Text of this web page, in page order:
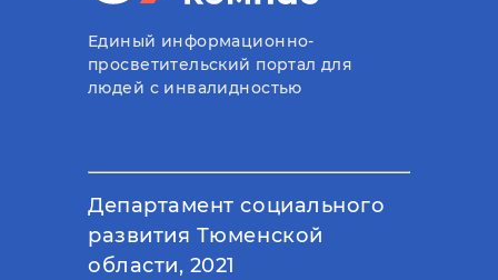
Единый информационно-
просветительский портал для
людей с инвалидностью
Департамент социального
развития Тюменской
области, 2021